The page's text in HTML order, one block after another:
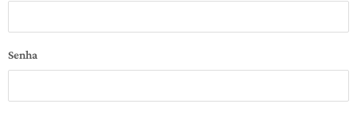
Senha